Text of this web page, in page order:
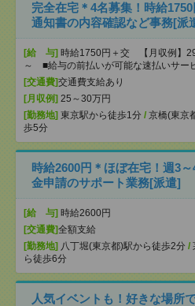
完全在宅＊4名募集！時給
通知書の内容確認など事務[派
[給 与] 時給1750円＋交 【月収例】
～ ■給与の前払いが可能な速払いサー
[交通費]交通費支給あり
[月収例] 25～30万円
[勤務地] 東京駅から徒歩1分 / 京橋(東京
歩5分
時給2600円＊ほぼ在宅！週3
金申請のサポート業務[派遣]
[給 与] 時給2600円
[交通費]全額支給
[勤務地] 八丁堀(東京都)駅から徒歩2分 /
ら徒歩6分
人気イベントも！好きな場所